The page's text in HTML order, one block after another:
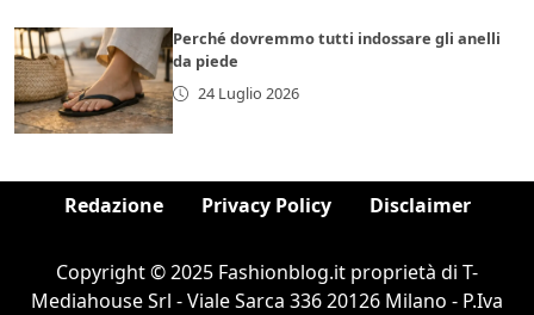
Perché dovremmo tutti indossare gli anelli
da piede
24 Luglio 2026
Redazione Privacy Policy Disclaimer
Copyright © 2025 Fashionblog.it proprietà di T-
Mediahouse Srl - Viale Sarca 336 20126 Milano - P.Iva